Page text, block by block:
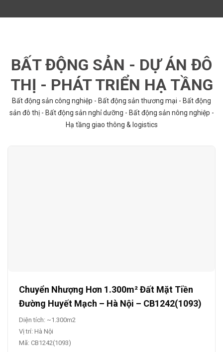
BẤT ĐỘNG SẢN - DỰ ÁN ĐÔ
THỊ - PHÁT TRIỂN HẠ TẦNG
Bất động sản công nghiệp - Bất động sản thương mại - Bất động
sản đô thị - Bất động sản nghỉ dưỡng - Bất động sản nông nghiệp -
Hạ tầng giao thông & logistics
Chuyển Nhượng Hơn 1.300m² Đất Mặt Tiền
Đường Huyết Mạch – Hà Nội – CB1242(1093)
Diện tích: ~1.300m2
Vị trí: Hà Nội
Mã: CB1242(1093)